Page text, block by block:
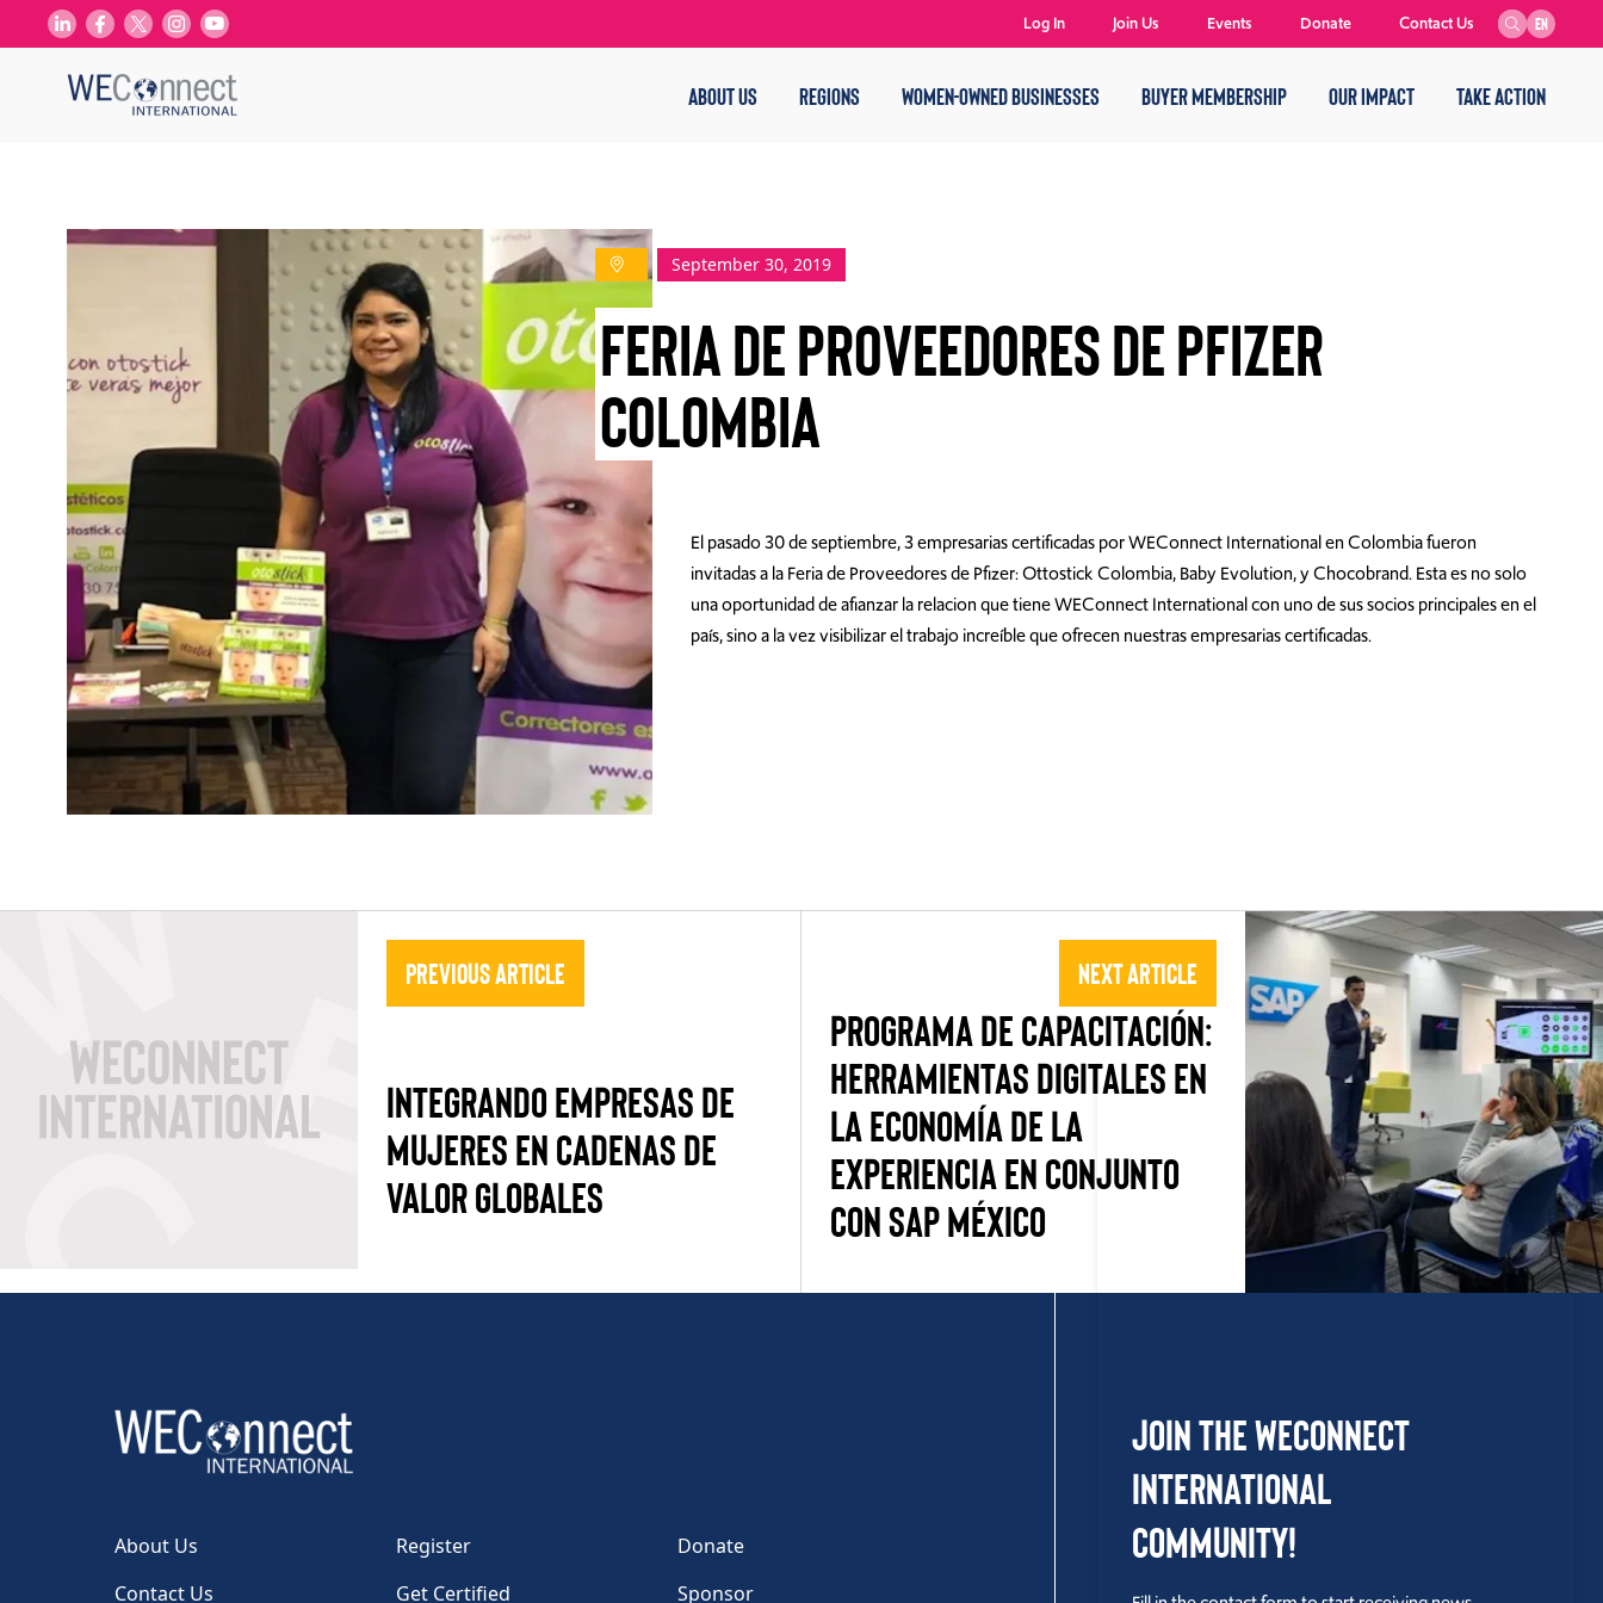
ABOUT US REGIONS WOMEN-OWNED BUSINESSES BUYER MEMBERSHIP OUR IMPACT TAKE ACTION
EN
Log In Join Us Events Donate Contact Us
September 30, 2019
Feria de Proveedores de Pfizer
Colombia
El pasado 30 de septiembre, 3 empresarias certificadas por WEConnect International en Colombia fueron
invitadas a la Feria de Proveedores de Pfizer: Ottostick Colombia, Baby Evolution, y Chocobrand. Esta es no solo
una oportunidad de afianzar la relacion que tiene WEConnect International con uno de sus socios principales en el
país, sino a la vez visibilizar el trabajo increíble que ofrecen nuestras empresarias certificadas.
Previous Article
INTEGRANDO EMPRESAS DE
MUJERES EN CADENAS DE
VALOR GLOBALES
Next Article
PROGRAMA DE CAPACITACIÓN:
HERRAMIENTAS DIGITALES EN
LA ECONOMÍA DE LA
EXPERIENCIA EN CONJUNTO
CON SAP MÉXICO
About Us Register
Donate
Contact Us
Get Certified Sponsor
Join the WEConnect
International
Community!